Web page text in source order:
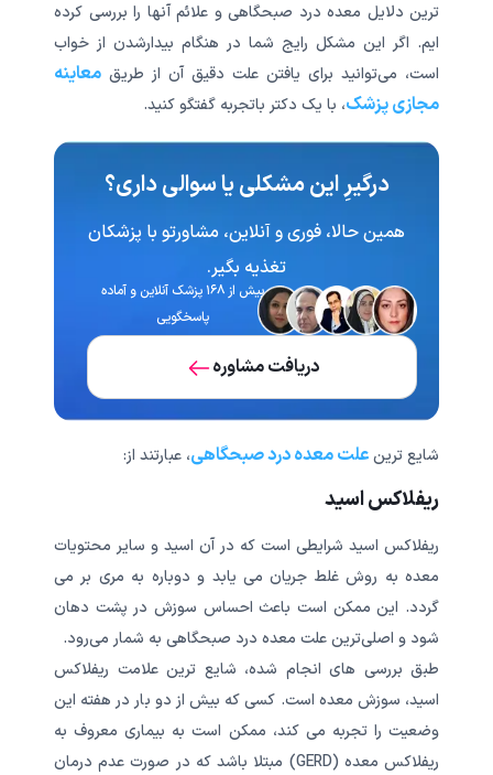
ترین دلایل معده درد صبحگاهی و علائم آنها را بررسی کرده
ایم. اگر این مشکل رایج شما در هنگام بیدارشدن از خواب
است، می‌توانید برای یافتن علت دقیق آن از طریق معاینه
مجازی پزشک، با یک دکتر باتجربه گفتگو کنید.
درگیرِ این مشکلی یا سوالی داری؟
همین حالا، فوری و آنلاین، مشاورتو با پزشکان
تغذیه‌ بگیر.
بیش از ۱۶۸ پزشک آنلاین و آماده
پاسخگویی
دریافت مشاوره
شایع ترینعلت معده درد صبحگاهی، عبارتند از:
ریفلاکس اسید
ریفلاکس اسید شرایطی است که در آن اسید و سایر محتویات
معده به روش غلط جریان می یابد و دوباره به مری بر می
گردد. این ممکن است باعث احساس سوزش در پشت دهان
شود و اصلی‌ترین علت معده درد صبحگاهی به شمار می‌رود.
طبق بررسی های انجام شده، شایع ترین علامت ریفلاکس
اسید، سوزش معده است. کسی که بیش از دو بار در هفته این
وضعیت را تجربه می کند، ممکن است به بیماری معروف به
ریفلاکس معده (GERD) مبتلا باشد که در صورت عدم درمان